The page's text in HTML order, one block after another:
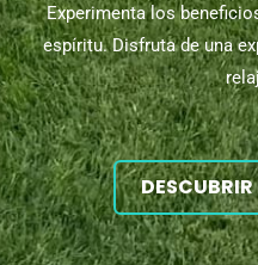
Experimenta los
espíritu. Disfruta de una
DESCUBRIR